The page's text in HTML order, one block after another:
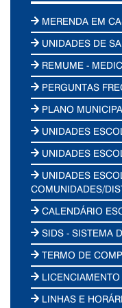
MERENDA EM
UNIDADES DE
REMUME -
PERGUNTAS
PLANO
UNIDADES
UNIDADES
UNIDADES
COMUNIDADES/
CALENDÁRIO
SIDS - SISTEMA
TERMO DE
LINHAS E